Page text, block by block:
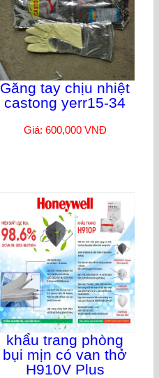
Găng tay chịu nhiệt
castong yerr15-34
Giá: 600,000 VNĐ
khẩu trang phòng
bụi mịn có van thở
H910V Plus